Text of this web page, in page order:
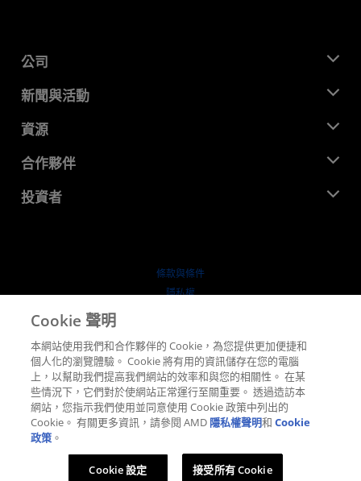
公司
關於 AMD
企業責任
招聘
聯絡我們
新聞與活動
新聞室
媒體庫
資源
開發者中心
案例研究
合作夥伴
AMD 合作夥伴中心
投資者
條款與條件
隱私權
公平公開競爭
英國稅務策略
Cookie 政策
Cookie 設定
Cookie 聲明
本網站使用我們和合作夥伴的 Cookie，為您提供更加便捷和
個人化的瀏覽體驗。 Cookie 將有用的資訊儲存在您的電腦
上，以幫助我們提高我們網站的效率和與您的相關性。 在某
些情況下，它們對於使網站正常運行至關重要。 透過造訪本
網站，您指示我們使用並同意使用 Cookie 政策中列出的
Cookie。 有關更多資訊，請參閱 AMD 隱私權聲明和Cookie
政策 。
Cookie 設定 接受所有 Cookie